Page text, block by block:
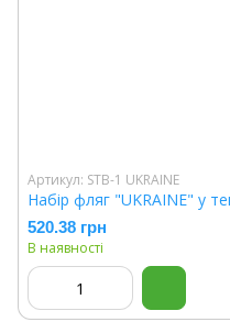
Артикул: STB-1 UKRAINE
Набір фляг "UKRAINE" у
520.38 грн
В наявності